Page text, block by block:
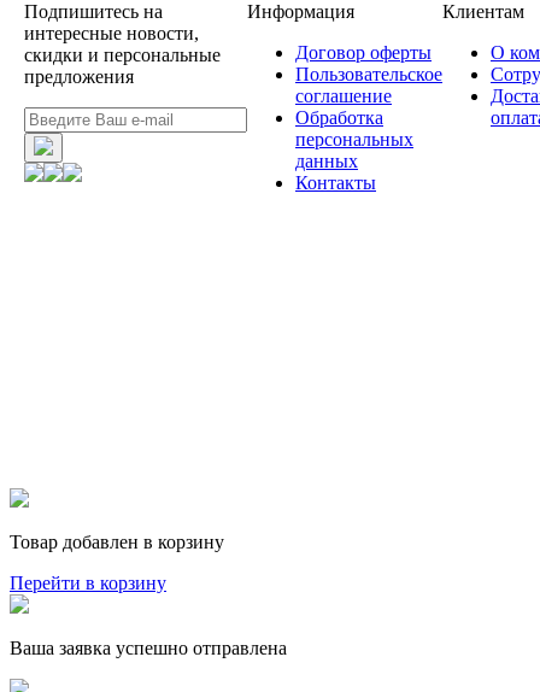
Подпишитесь на
интересные новости,
скидки и персональные
предложения
Информация
Договор оферты
Пользовательское
соглашение
Обработка
персональных
данных
Контакты
Клиентам
О
Товар добавлен в корзину
Перейти в корзину
Ваша заявка успешно отправлена